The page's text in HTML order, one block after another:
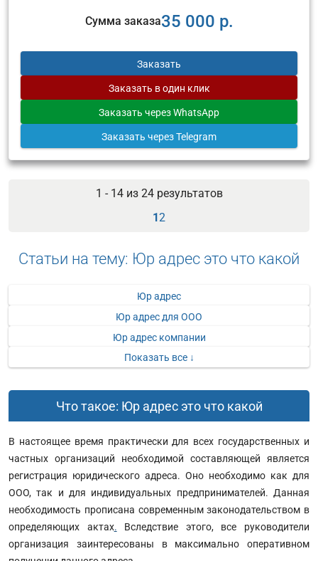
Сумма заказа35 000 р.
Заказать
Заказать в один клик
Заказать через WhatsApp
Заказать через Telegram
1 - 14 из 24результатов
12
Статьи на тему: Юр адрес это что какой
Юр адрес
Юр адрес для ООО
Юр адрес компании
Показать все ↓
Что такое: Юр адрес это что какой
В настоящее время практически для всех государственных и
частных организаций необходимой составляющей является
регистрация юридического адреса. Оно необходимо как для
ООО, так и для индивидуальных предпринимателей. Данная
необходимость прописана современным законодательством в
определяющих актах. Вследствие этого, все руководители
организация заинтересованы в максимально оперативном